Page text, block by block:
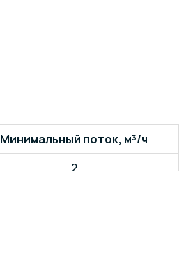
Минимальный поток, м³/ч
2